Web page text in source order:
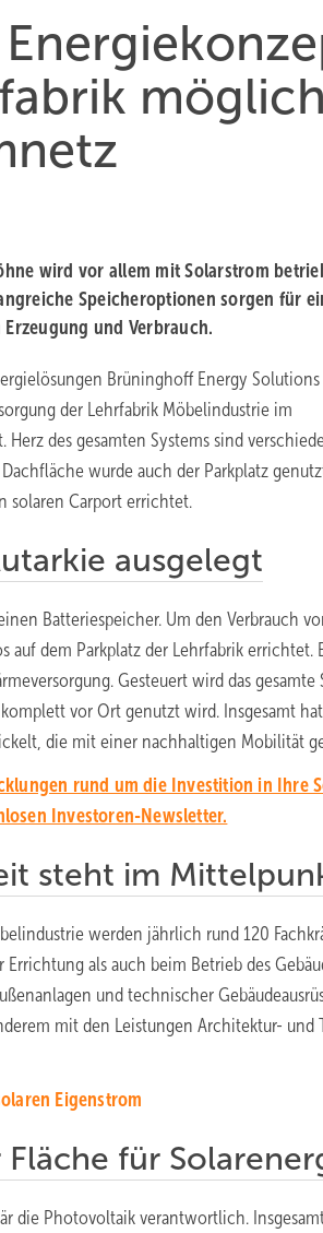
wird vor allem mit Solarstrom
Speicheroptionen sorgen für
und Verbrauch.
Brüninghoff Energy
der Lehrfabrik Möbelindustrie im
des gesamten Systems sind
wurde auch der Parkplatz
solaren Carport errichtet.
ausgelegt
Batteriespeicher. Um den Verbrauch
auf dem Parkplatz der Lehrfabrik
Gesteuert wird das
vor Ort genutzt wird. Insgesamt
die mit einer nachhaltigen Mobilität
rund um die Investition in Ihre
Investoren-Newsletter.
steht im
werden jährlich rund 120
als auch beim Betrieb des
und technischer
mit den Leistungen Architektur- und
Eigenstrom
für
die Photovoltaik verantwortlich.